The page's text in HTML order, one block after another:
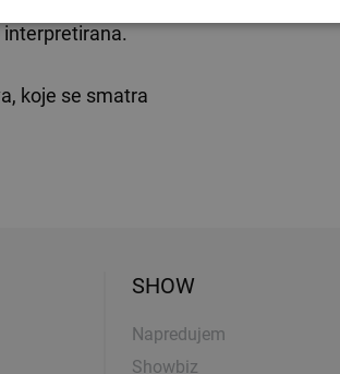
koje se smatra
SHOW
Napredujem
Showbiz